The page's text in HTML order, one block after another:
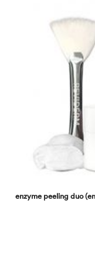
enzyme peeling duo